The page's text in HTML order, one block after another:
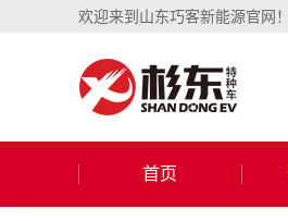
欢迎来到山东巧客新能源官网！
首页